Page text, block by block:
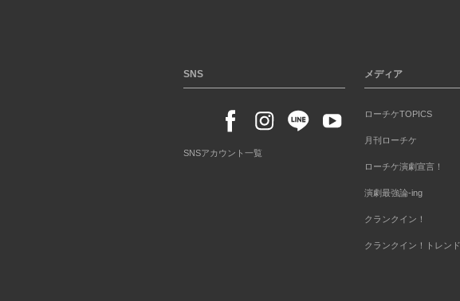
SNS
SNSアカウント一覧
メディア
ローチケTOPICS
月刊ローチケ
ローチケ演劇宣言！
演劇最強論-ing
クランクイン！
クランクイン！トレンド